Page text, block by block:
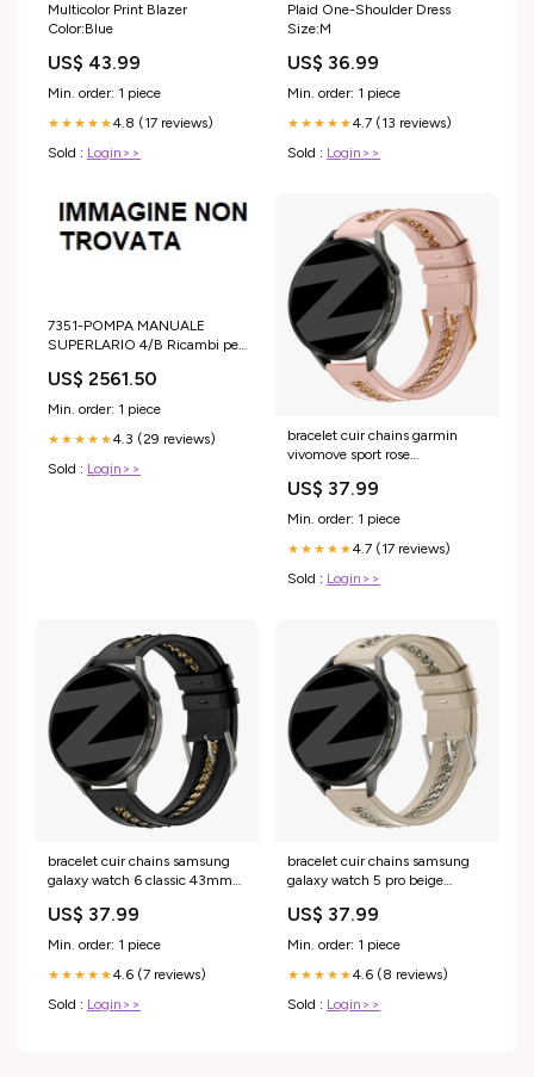
Multicolor Print Blazer
Color:Blue
US$ 43.99
Min. order: 1 piece
★★★★★4.8 (17 reviews)
Sold : Login>>
Plaid One-Shoulder Dress
Size:M
US$ 36.99
Min. order: 1 piece
★★★★★4.7 (13 reviews)
Sold : Login>>
7351-POMPA MANUALE
SUPERLARIO 4/B Ricambi per
US$ 2561.50
Min. order: 1 piece
★★★★★4.3 (29 reviews)
Sold : Login>>
bracelet cuir chains garmin
vivomove sport rose
US$ 37.99
Min. order: 1 piece
★★★★★4.7 (17 reviews)
Sold : Login>>
bracelet cuir chains samsung
galaxy watch 6 classic 43mm
LRR
US$ 37.99
Min. order: 1 piece
★★★★★4.6 (7 reviews)
Sold : Login>>
bracelet cuir chains samsung
galaxy watch 5 pro beige
US$ 37.99
Min. order: 1 piece
★★★★★4.6 (8 reviews)
Sold : Login>>